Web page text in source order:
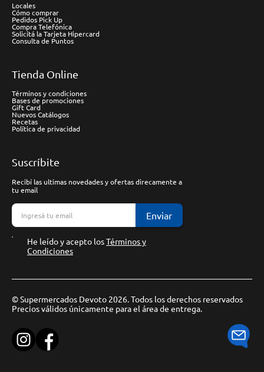
Locales
Cómo comprar
Pedidos Pick Up
Compra Telefónica
Solicitá la Tarjeta Hipercard
Consulta de Puntos
Tienda Online
Términos y condiciones
Bases de promociones
Gift Card
Nuevos Catálogos
Recetas
Política de privacidad
Suscríbite
Recibí las ultimas novedades y ofertas direcamente a
tu email
Enviar
He leído y acepto losTérminos y
Condiciones
© Supermercados Devoto 2026. Todos los derechos reservados
Precios válidos únicamente para el área de entrega.